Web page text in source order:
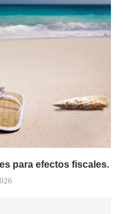
para efectos fiscales.